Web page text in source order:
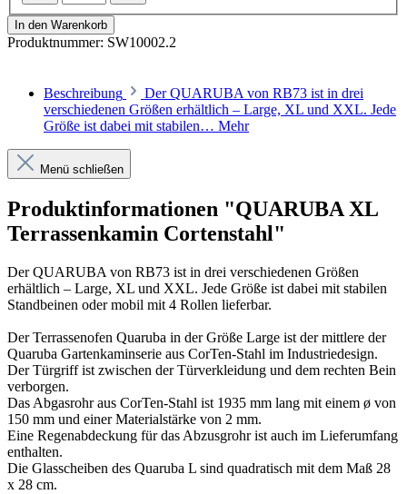
In den Warenkorb
Produktnummer: SW10002.2
Beschreibung
Der QUARUBA von RB73 ist in drei
verschiedenen Größen erhältlich – Large, XL und XXL. Jede
Größe ist dabei mit stabilen… Mehr
Menü schließen
Produktinformationen "QUARUBA XL
Terrassenkamin Cortenstahl"
Der QUARUBA von RB73 ist in drei verschiedenen Größen
erhältlich – Large, XL und XXL. Jede Größe ist dabei mit stabilen
Standbeinen oder mobil mit 4 Rollen lieferbar.
Der Terrassenofen Quaruba in der Größe Large ist der mittlere der
Quaruba Gartenkaminserie aus CorTen-Stahl im Industriedesign.
Der Türgriff ist zwischen der Türverkleidung und dem rechten Bein
verborgen.
Das Abgasrohr aus CorTen-Stahl ist 1935 mm lang mit einem ø von
150 mm und einer Materialstärke von 2 mm.
Eine Regenabdeckung für das Abzusgrohr ist auch im Lieferumfang
enthalten.
Die Glasscheiben des Quaruba L sind quadratisch mit dem Maß 28
x 28 cm.